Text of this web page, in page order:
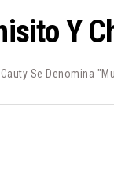
Y
Se Denomina